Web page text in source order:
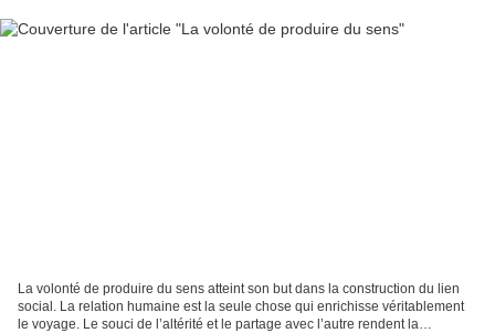
La volonté de produire du sens atteint son but dans la construction du lien
social. La relation humaine est la seule chose qui enrichisse véritablement
le voyage. Le souci de l’altérité et le partage avec l’autre rendent la